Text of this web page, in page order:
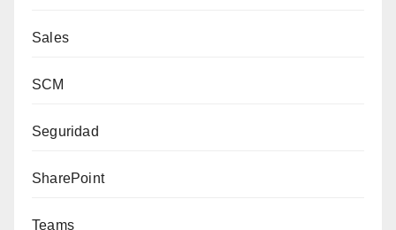
Sales
SCM
Seguridad
SharePoint
Teams